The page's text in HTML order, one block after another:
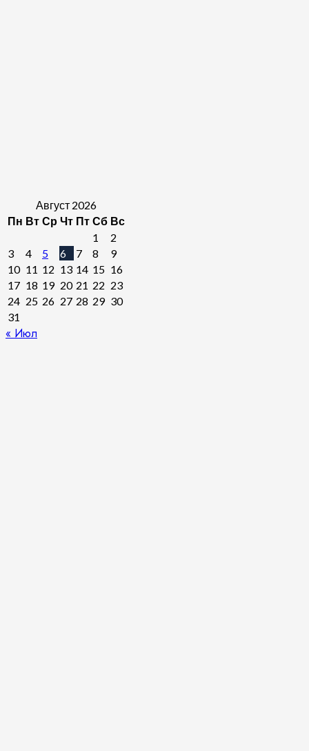
Август 2026
Пн Вт Ср Чт Пт Сб Вс
1
2
3
4 5 6 7 8
9
10 11 12 13 14 15 16
17 18 19 20 21 22 23
24 25 26 27 28 29 30
31
« Июл